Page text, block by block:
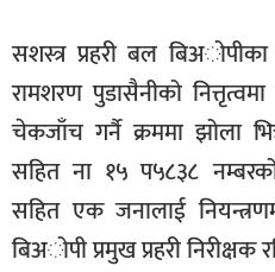
साहित्य
सूचना-
प्रवधि
सशस्त्र प्रहरी बल बिअोपीका
रामशरण पुडासैनीको
चेकजाँच गर्नै क्रममा झोला
सहित ना १५ प५८३८
सहित एक जनालाई
बिअोपी प्रमुख प्रहरी निरीक्षक